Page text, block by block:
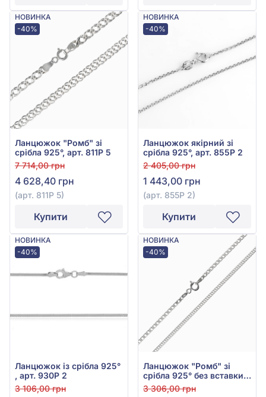
НОВИНКА
-40%
Ланцюжок "Ромб" зі
срібла 925°, арт. 811Р 5
7 714,00 грн
4 628,40 грн
(арт. 811Р 5)
Купити
НОВИНКА
-40%
Ланцюжок якірний зі
срібла 925°, арт. 855Р 2
2 405,00 грн
1 443,00 грн
(арт. 855Р 2)
Купити
НОВИНКА
-40%
Ланцюжок із срібла 925°
, арт. 930Р 2
3 106,00 грн
НОВИНКА
-40%
Ланцюжок "Ромб" зі
срібла 925° без вставки,
арт. 811Р 2
3 306,00 грн